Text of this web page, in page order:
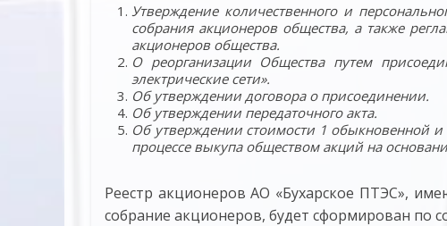
Утверждение количественного и
собрания акционеров общества, а также
акционеров общества.
О реорганизации Общества путем
электрические сети».
Об утверждении договора о присоединении.
Об утверждении передаточного акта.
Об утверждении стоимости 1 обыкновенной
процессе выкупа обществом акций на
Реестр акционеров АО «Бухарское ПТЭС»,
собрание акционеров, будет сформирован по